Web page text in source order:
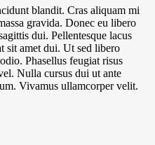
blandit. Cras aliquam mi
gravida. Donec eu libero
dui. Pellentesque lacus
sit amet dui. Ut sed libero
Phasellus feugiat risus
Nulla cursus dui ut ante
Vivamus ullamcorper velit.